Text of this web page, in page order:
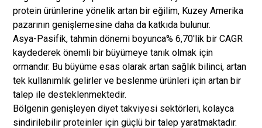
protein ürünlerine yönelik artan bir eğilim, Kuzey Amerika
pazarının genişlemesine daha da katkıda bulunur.
Asya-Pasifik, tahmin dönemi boyunca% 6,70'lik bir CAGR
kaydederek önemli bir büyümeye tanık olmak için
ormandır. Bu büyüme esas olarak artan sağlık bilinci, artan
tek kullanımlık gelirler ve beslenme ürünleri için artan bir
talep ile desteklenmektedir.
Bölgenin genişleyen diyet takviyesi sektörleri, kolayca
sindirilebilir proteinler için güçlü bir talep yaratmaktadır.